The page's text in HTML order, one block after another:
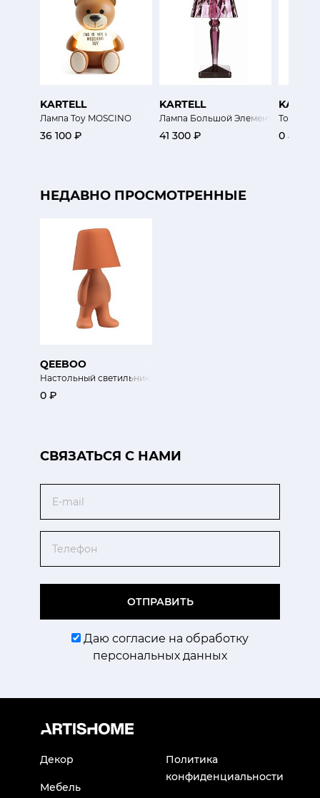
KARTELL
Лампа Toy MOSCINO
36 100 ₽
KARTELL
Лампа Большой Элемент
41 300 ₽
Торшер
0 ₽
НЕДАВНО ПРОСМОТРЕННЫЕ
QEEBOO
Настольный светильник Том (Милые братья)
0 ₽
CВЯЗАТЬСЯ С НАМИ
ОТПРАВИТЬ
Даю согласие на обработку
персональных данных
Декор
Мебель
Политика
конфиденциальности